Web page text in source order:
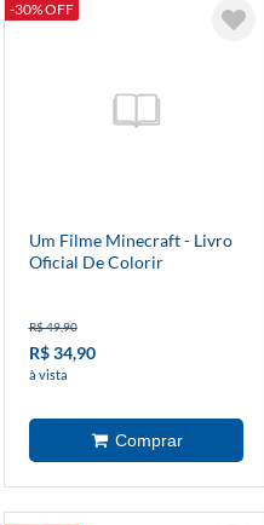
-30% OFF
Um Filme Minecraft - Livro
Oficial De Colorir
R$ 49,90
R$ 34,90
à vista